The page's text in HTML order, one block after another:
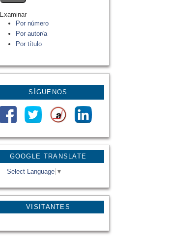
GOOGLE TRANSLATE
Select Language ▼
VISITANTES
Examinar
Por número
Por autor/a
Por título
SÍGUENOS